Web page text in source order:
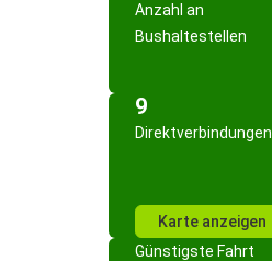
Anzahl an
Bushaltestellen
9
Direktverbindungen
Karte anzeigen
Günstigste Fahrt